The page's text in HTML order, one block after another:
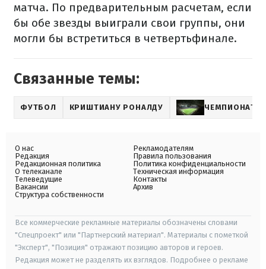
матча. По предварительным расчетам, если
бы обе звезды выиграли свои группы, они
могли бы встретиться в четвертьфинале.
Связанные темы:
ФУТБОЛ КРИШТИАНУ РОНАЛДУ ЧЕМПИОНАТ
О нас
Редакция
Редакционная политика
О телеканале
Телеведущие
Вакансии
Структура собственности
Рекламодателям
Правила пользования
Политика конфиденциальности
Техническая информация
Контакты
Архив
Все коммерческие рекламные материалы обозначены словами
"Спецпроект" или "Партнерский материал". Материалы с пометкой
"Эксперт", "Позиция" отражают позицию авторов и героев.
Редакция может не разделять их взглядов. Подробнее о рекламе